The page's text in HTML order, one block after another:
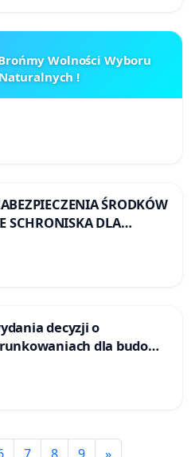
Wolności Wyboru
!
ŚRODKÓW
SCHRONISKA DLA
W SKARYSZEWIE
decyzji o
dla budowy
„Krynki” w
oraz ochrony
Knyszyńskiej